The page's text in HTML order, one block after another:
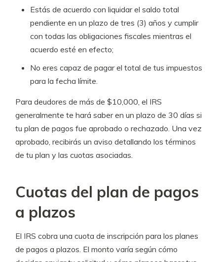
Estás de acuerdo con liquidar el saldo total
pendiente en un plazo de tres (3) años y cumplir
con todas las obligaciones fiscales mientras el
acuerdo esté en efecto;
No eres capaz de pagar el total de tus impuestos
para la fecha límite.
Para deudores de más de $10,000, el IRS
generalmente te hará saber en un plazo de 30 días si
tu plan de pagos fue aprobado o rechazado. Una vez
aprobado, recibirás un aviso detallando los términos
de tu plan y las cuotas asociadas.
Cuotas del plan de pagos
a plazos
El IRS cobra una cuota de inscripción para los planes
de pagos a plazos. El monto varía según cómo